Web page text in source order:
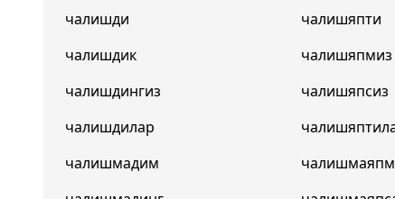
чалишди
чалишдик
чалишдингиз
чалишдилар
чалишмадим
чалишяпти
чалишяпмиз
чалишяпсиз